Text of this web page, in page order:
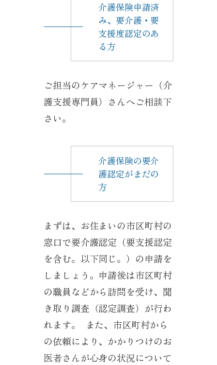
介護保険申請済
み、要介護・要
支援度認定のあ
る方
ご担当のケアマネージャー（介
護支援専門員）さんへご相談下
さい。
介護保険の要介
護認定がまだの
方
まずは、お住まいの市区町村の
窓口で要介護認定（要支援認定
を含む。以下同じ。）の申請を
しましょう。申請後は市区町村
の職員などから訪問を受け、聞
き取り調査（認定調査）が行わ
れます。 また、市区町村から
の依頼により、かかりつけのお
医者さんが心身の状況について